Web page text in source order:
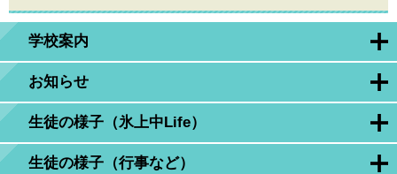
学校案内
お知らせ
生徒の様子（氷上中Life）
生徒の様子（行事など）